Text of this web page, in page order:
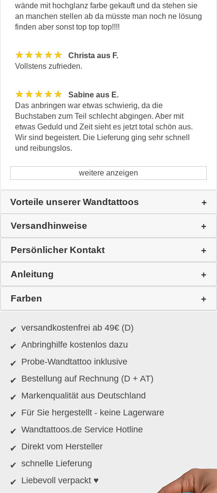
wände mit hochglanz farbe gekauft und da stehen sie
an manchen stellen ab da müsste man noch ne lösung
finden aber sonst top top top!!!!
★★★★★
Christa aus F.
Vollstens zufrieden.
★★★★★
Sabine aus E.
Das anbringen war etwas schwierig, da die
Buchstaben zum Teil schlecht abgingen. Aber mit
etwas Geduld und Zeit sieht es jetzt total schön aus.
Wir sind begeistert. Die Lieferung ging sehr schnell
und reibungslos.
weitere anzeigen
Vorteile unserer Wandtattoos
Versandhinweise
Persönlicher Kontakt
Anleitung
Farben
versandkostenfrei ab 49€ (D)
Anbringhilfe kostenlos dazu
Probe-Wandtattoo inklusive
Bestellung auf Rechnung (D + AT)
Markenqualität aus Deutschland
Für Sie hergestellt - keine Lagerware
Wandtattoos.de Service Hotline
Direkt vom Hersteller
schnelle Lieferung
Liebevoll verpackt ♥